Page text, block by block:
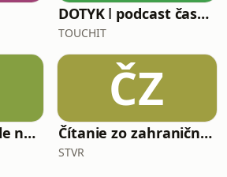
DOTYK ǀ podcast časopisu TOUCHIT
TOUCHIT
Nastavenie mysle na lásku
ČZ
Čítanie zo zahraničnej tlače
STVR